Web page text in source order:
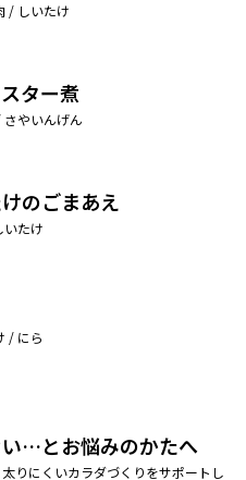
/ しいたけ
ター煮
やいんげん
のごまあえ
いたけ
/ にら
…とお悩みのかたへ
りにくいカラダづくりをサポートし